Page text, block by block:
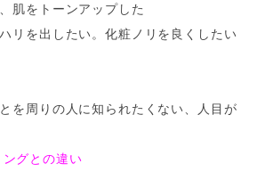
肌をトーンアップした
リを出したい。化粧ノリを良くしたい
を周りの人に知られたくない、人目が
グとの違い